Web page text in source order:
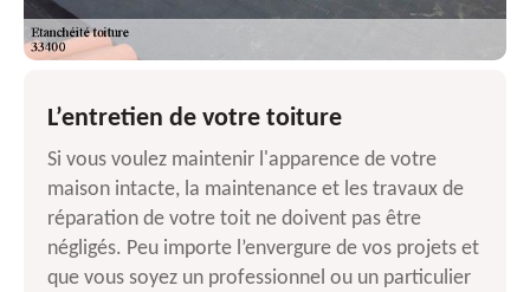
L’entretien de votre toiture
Si vous voulez maintenir l'apparence de votre
maison intacte, la maintenance et les travaux de
réparation de votre toit ne doivent pas être
négligés. Peu importe l’envergure de vos projets et
que vous soyez un professionnel ou un particulier